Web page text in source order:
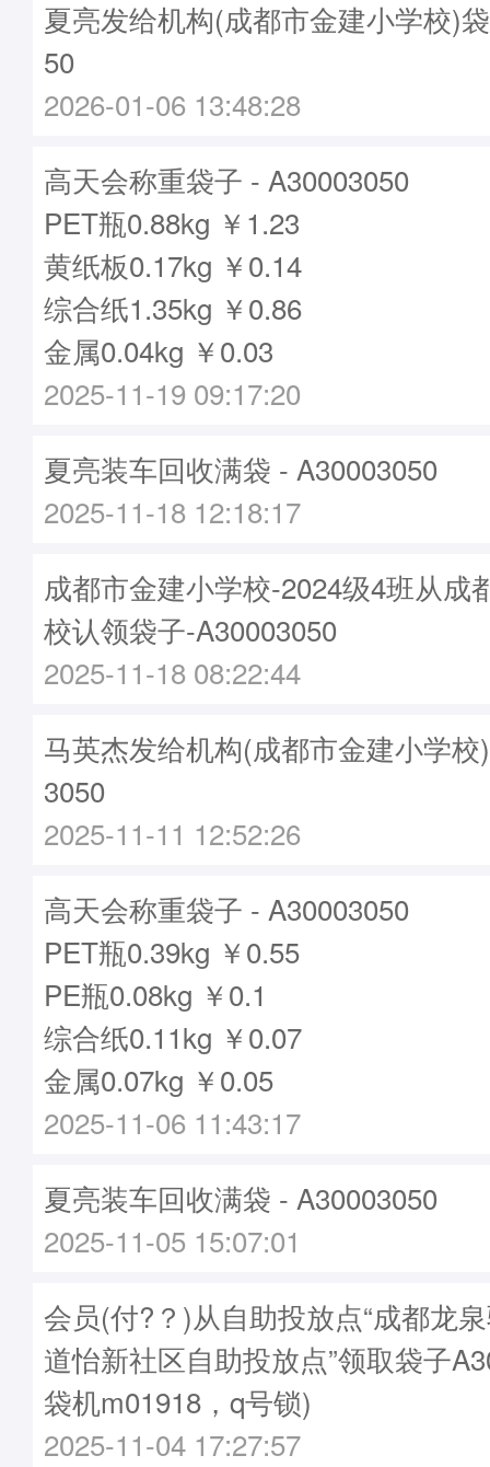
夏亮发给机构(成都市金建小学校)
50
2026-01-06 13:48:28
高天会称重袋子 - A30003050
PET瓶0.88kg ￥1.23
黄纸板0.17kg ￥0.14
综合纸1.35kg ￥0.86
金属0.04kg ￥0.03
2025-11-19 09:17:20
夏亮装车回收满袋 - A30003050
2025-11-18 12:18:17
成都市金建小学校-2024级4班从成
校认领袋子-A30003050
2025-11-18 08:22:44
马英杰发给机构(成都市金建小学
3050
2025-11-11 12:52:26
高天会称重袋子 - A30003050
PET瓶0.39kg ￥0.55
PE瓶0.08kg ￥0.1
综合纸0.11kg ￥0.07
金属0.07kg ￥0.05
2025-11-06 11:43:17
夏亮装车回收满袋 - A30003050
2025-11-05 15:07:01
会员(付?？)从自助投放点“成都龙
道怡新社区自助投放点”领取袋子
袋机m01918，q号锁)
2025-11-04 17:27:57